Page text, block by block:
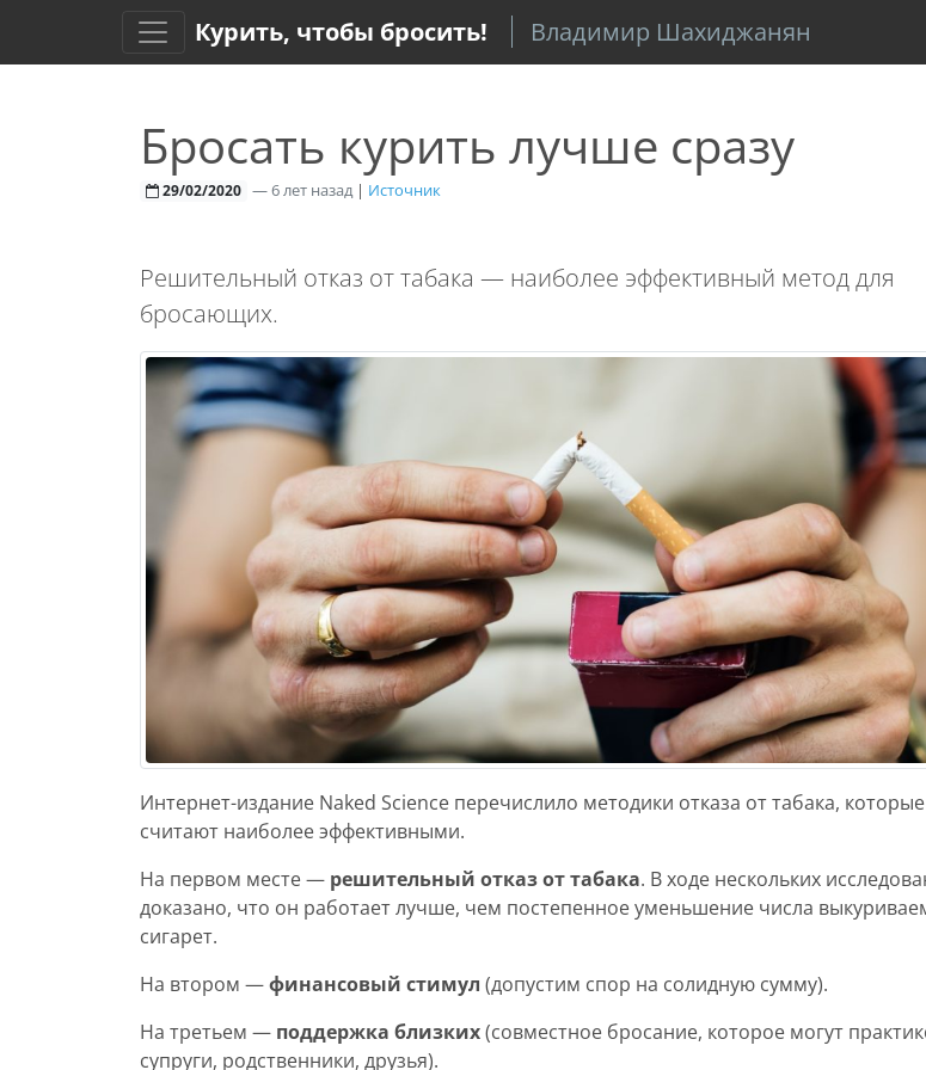
Курить, чтобы бросить! Владимир Шахиджанян
Бросать курить лучше сразу
29/02/2020 —6 лет назад | Источник
Решительный отказ от табака — наиболее эффективный метод для
бросающих.
Интернет-издание Naked Science перечислило методики отказа от табака,
считают наиболее эффективными.
На первом месте — решительный отказ от табака. В ходе нескольких
доказано, что он работает лучше, чем постепенное уменьшение числа
сигарет.
На втором —финансовый стимул (допустим спор на солидную сумму).
На третьем — поддержка близких(совместное бросание, которое могут
супруги, родственники, друзья).